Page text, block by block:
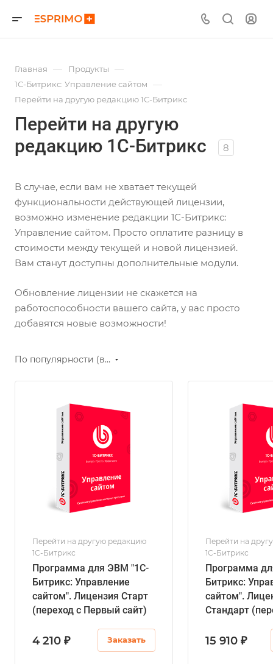
Главная — Продукты —
1С-Битрикс: Управление сайтом —
Перейти на другую редакцию 1С-Битрикс
Перейти на другую
редакцию 1С-Битрикс
8
В случае, если вам не хватает текущей
функциональности действующей лицензии,
возможно изменение редакции 1С-Битрикс:
Управление сайтом. Просто оплатите разницу в
стоимости между текущей и новой лицензией.
Вам станут доступны дополнительные модули.
Обновление лицензии не скажется на
работоспособности вашего сайта, у вас просто
добавятся новые возможности!
По популярности (возрастание)
Перейти на другую редакцию
1С-Битрикс
Программа для ЭВМ "1С-
Битрикс: Управление
сайтом". Лицензия Старт
(переход с Первый сайт)
4 210 ₽ Заказать
Перейти на
1С-Битрикс
Программа
Битрикс:
сайтом".
Стандарт
15 910 ₽